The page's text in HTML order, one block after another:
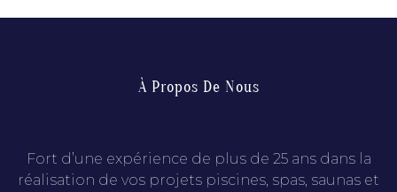
À Propos De Nous
Fort d’une expérience de plus de 25 ans dans la
réalisation de vos projets piscines, spas, saunas et